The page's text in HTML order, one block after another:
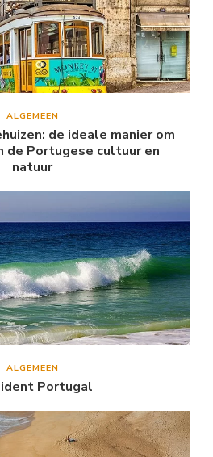
ALGEMEEN
de ideale manier om
de Portugese cultuur en
natuur
ALGEMEEN
Portugal